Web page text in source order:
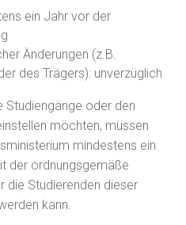
ein Jahr vor der
Änderungen (z.B.
des Trägers): unverzüglich
Studiengänge oder den
möchten, müssen
mindestens ein
der ordnungsgemäße
die Studierenden dieser
kann.